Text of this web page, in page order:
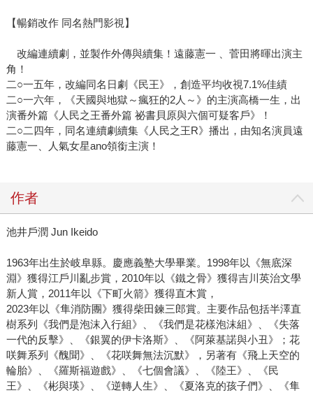
【暢銷改作 同名熱門影視】
改編連續劇，並製作外傳與續集！遠藤憲一 、菅田將暉出演主
角！
二○一五年，改編同名日劇《民王》，創造平均收視7.1%佳績
二○一六年，《天國與地獄～瘋狂的2人～》的主演高橋一生，出
演番外篇《人民之王番外篇 祕書貝原與六個可疑客戶》！
二○二四年，同名連續劇續集《人民之王R》播出，由知名演員遠
藤憲一、人氣女星ano領銜主演！
作者
池井戶潤 Jun Ikeido
1963年出生於岐阜縣。慶應義塾大學畢業。1998年以《無底深
淵》獲得江戶川亂步賞，2010年以《鐵之骨》獲得吉川英治文學
新人賞，2011年以《下町火箭》獲得直木賞，
2023年以《隼消防團》獲得柴田鍊三郎賞。主要作品包括半澤直
樹系列《我們是泡沫入行組》、《我們是花樣泡沫組》、《失落
一代的反擊》、《銀翼的伊卡洛斯》、《阿萊基諾與小丑》；花
咲舞系列《醜聞》、《花咲舞無法沉默》，另著有《飛上天空的
輪胎》、《羅斯福遊戲》、《七個會議》、《陸王》、《民
王》、《彬與瑛》、《逆轉人生》、《夏洛克的孩子們》、《隼